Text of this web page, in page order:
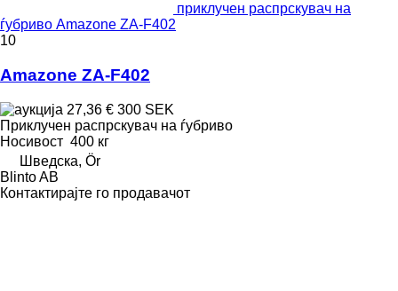
приклучен распрскувач на
ѓубриво Amazone ZA-F402
10
Amazone ZA-F402
27,36 € 300 SEK
Приклучен распрскувач на ѓубриво
Носивост 400 кг
Шведска, Ör
Blinto AB
Контактирајте го продавачот